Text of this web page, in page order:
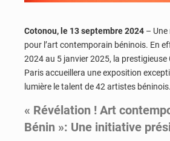
Cotonou, le 13 septembre 2024 – Une
pour l’art contemporain béninois. En
2024 au 5 janvier 2025, la prestigieuse
Paris accueillera une exposition
lumière le talent de 42 artistes béninois.
« Révélation ! Art
Bénin »: Une initiative